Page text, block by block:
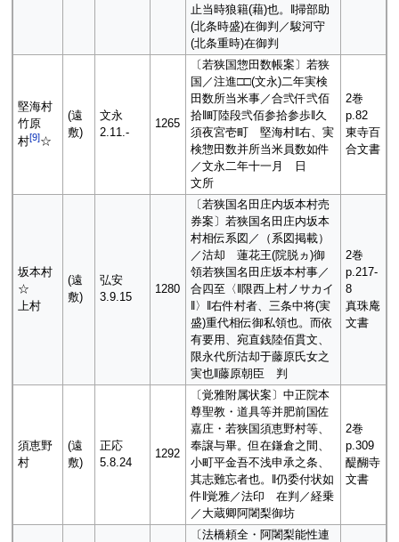
止当時狼籍(藉)也。‖掃部助
(北条時盛)在御判／駿河守
(北条重時)在御判
堅海村
竹原
村[9]☆
(遠
敷)
文永
2.11.-
1265
〔若狭国惣田数帳案〕若狭
国／注進□□(文永)二年実検
田数所当米事／合弐仟弐佰
拾‖町陸段弐佰参拾参歩‖久
須夜宮壱町 堅海村‖右、実
検惣田数并所当米員数如件
／文永二年十一月 日
文所
2巻
p.82
東寺百
合文書
坂本村
☆
上村
(遠
敷)
弘安
3.9.15
1280
〔若狭国名田庄内坂本村売
券案〕若狭国名田庄内坂本
村相伝系図／（系図掲載）
／沽却 蓮花王(院脱ヵ)御
領若狭国名田庄坂本村事／
合四至〈‖限西上村ノサカイ
‖〉‖右件村者、三条中将(実
盛)重代相伝御私領也。而依
有要用、宛直銭陸佰貫文、
限永代所沽却于藤原氏女之
実也‖藤原朝臣 判
2巻
p.217-
8
真珠庵
文書
須恵野
村
(遠
敷)
正応
5.8.24
1292
〔覚雅附属状案〕中正院本
尊聖教・道具等并肥前国佐
嘉庄・若狭国須恵野村等、
奉譲与畢。但在鎌倉之間、
小町平金吾不浅申承之条、
其志難忘者也。‖仍委付状如
件‖覚雅／法印 在判／経乗
／大蔵卿阿闍梨御坊
2巻
p.309
醍醐寺
文書
〔法橋頼全・阿闍梨能性連